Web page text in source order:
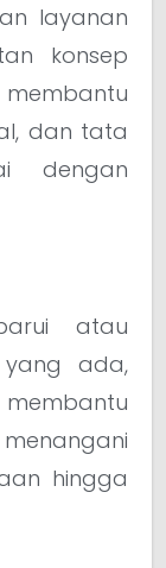
layanan
konsep
dan tata
dengan
atau
ada,
hingga